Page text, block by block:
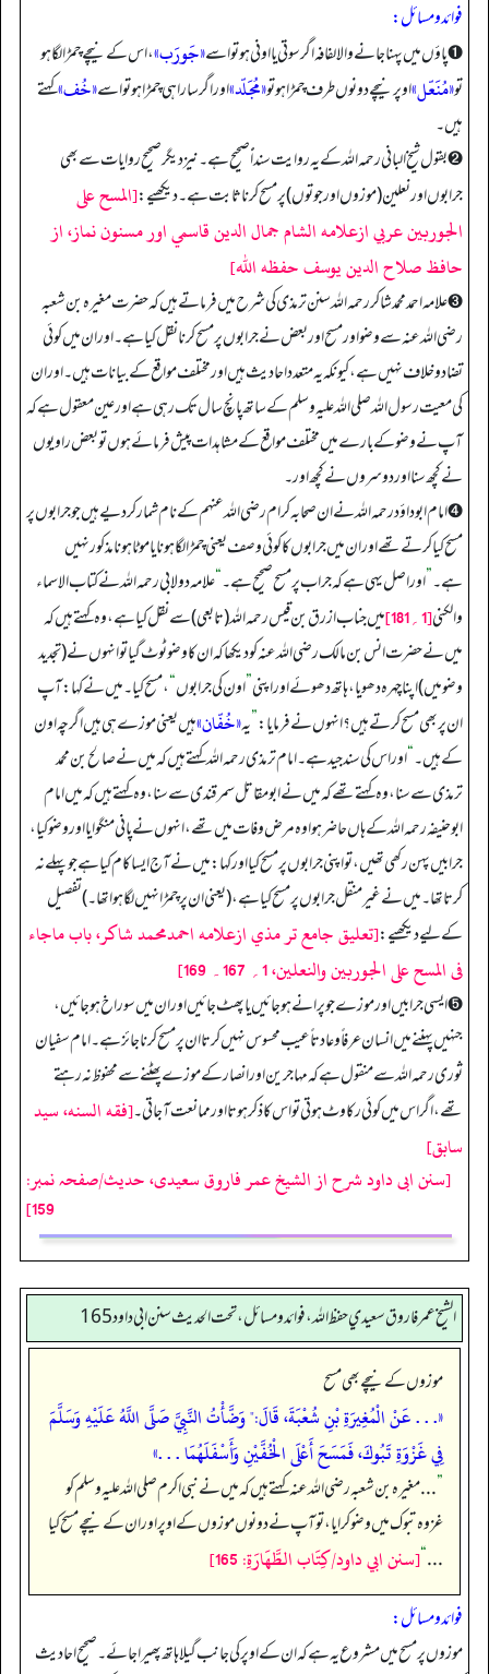
فوائد و مسائل:
➊ پاؤں میں پہنا جانے والا لفافہ اگر سوتی یا اونی ہو تو اسے«جَورَب»، اس کے نیچے چمڑا لگا ہو
تو«مُنَعّل»اوپر نیچے دونوں طرف چمڑا ہو تو«مُجَلّد»اور اگر سارا ہی چمڑا ہو تو اسے«خُف»کہتے
ہیں۔
➋ بقول شیخ البانی رحمہ اللہ کے یہ روایت سنداًًَ صحیح ہے۔ نیز دیگر صحیح روایات سے بھی
جرابوں اور نعلین (موزوں اور جوتوں) پر مسح کرنا ثابت ہے۔ دیکھیے:[المسح على
الجوربين عربي ازعلامه الشام جمال الدين قاسمي اور مسنون نماز، از
حافظ صلاح الدين يوسف حفظه الله]
➌ علامہ احمد محمد شاکر رحمہ اللہ سنن ترمذی کی شرح میں فرماتے ہیں کہ حضرت مغیرہ بن شعبہ
رضی اللہ عنہ سے وضو اور مسح اور بعض نے جرابوں پر مسح کرنا نقل کیا ہے۔ اور ان میں کوئی
تضاد و خلاف نہیں ہے، کیونکہ یہ متعدد احادیث ہیں اور مختلف مواقع کے بیانات ہیں۔ اور ان
کی معیت رسول اللہ صلی اللہ علیہ وسلم کے ساتھ پانچ سال تک رہی ہے اور عین معقول ہے کہ
آپ نے وضو کے بارے میں مختلف مواقع کے مشاہدات پیش فرمائے ہوں تو بعض راویوں
نے کچھ سنا اور دوسروں نے کچھ اور۔
➍ امام ابوداؤد رحمہ اللہ نے ان صحابہ کرام رضی اللہ عنہم کے نام شمار کر دیے ہیں جو جرابوں پر
مسح کیا کرتے تھے اور ان میں جرابوں کا کوئی وصف یعنی چمڑا لگا ہونا یا موٹا ہونا مذکور نہیں
ہے۔”اور اصل یہی ہے کہ جراب پر مسح صحیح ہے۔“علامہ دولابی رحمہ اللہ نے کتاب الاسماء
والکنی[1؍181]
میں جناب ازرق بن قیس رحمہ اللہ (تابعی) سے نقل کیا ہے، وہ کہتے ہیں کہ
میں نے حضرت انس بن مالک رضی اللہ عنہ کو دیکھا کہ ان کا وضو ٹوٹ گیا تو انہوں نے (تجدید
وضو میں) اپنا چہرہ دھویا، ہاتھ دھوئے اور اپنی”اون کی جرابوں“، مسح کیا۔ میں نے کہا: آپ
ان پر بھی مسح کرتے ہیں؟ انہوں نے فرمایا:”یہ«خُفّان»ہیں یعنی موزے ہی ہیں اگرچہ اون
کے ہیں۔“اور اس کی سند جید ہے۔ امام ترمذی رحمہ اللہ کہتے ہیں کہ میں نے صالح بن محمد
ترمذی سے سنا، و ہ کہتے تھے کہ میں نے ابومقاتل سمرقندی سے سنا، وہ کہتے ہیں کہ میں امام
ابوحنیفہ رحمہ اللہ کے ہاں حاضر ہوا وہ مرض وفات میں تھے، انہوں نے پانی منگوایا اور وضو کیا،
جرابیں پہن رکھی تھیں، تو اپنی جرابوں پر مسح کیا اور کہا: میں نے آج ایسا کام کیا ہے جو پہلے نہ
کرتا تھا۔ میں نے غیر منقل جرابوں پر مسح کیا ہے، (یعنی ان پر‎ چمڑا نہیں لگا ہوا تھا۔) تفصیل
کے لیے دیکھیے:[تعليق جامع تر مذي ازعلامه احمدمحمد شاكر، باب ماجاء
فى المسح على الجوربين والنعلين، 1؍ 167۔ 169]
➎ ایسی جرابیں اور موزے جو پرانے ہو جائیں یا پھٹ جائیں اور ان میں سور اخ ہو جائیں،
جنہیں پہننے میں انسان عرفاً و عادتاً عیب محسوس نہیں کرتا ان پر مسح کرنا جائز ہے۔ امام سفیان
ثوری رحمہ اللہ سے منقول ہے کہ مہاجرین اور انصار کے موزے پھٹنے سے محفوظ نہ رہتے
تھے، اگر اس میں کوئی رکاوٹ ہوتی تو اس کا ذکر ہوتا اور ممانعت آ جاتی۔[فقه السنه، سيد
سابق]
[سنن ابی داود شرح از الشیخ عمر فاروق سعیدی، حدیث/صفحہ نمبر:
159]
الشيخ عمر فاروق سعيدي حفظ الله، فوائد و مسائل، تحت الحديث سنن ابي داود 165
موزوں کے نیچے بھی مسح
«. . . عَنْ الْمُغِيرَةِ بْنِ شُعْبَةَ، قَالَ:" وَضَّأْتُ النَّبِيَّ صَلَّى اللَّهُ عَلَيْهِ وَسَلَّمَ
فِي غَزْوَةِ تَبُوكَ، فَمَسَحَ أَعْلَى الْخُفَّيْنِ وَأَسْفَلَهُمَا . . .»
”. . . مغیرہ بن شعبہ رضی اللہ عنہ کہتے ہیں کہ میں نے نبی اکرم صلی اللہ علیہ وسلم کو
غزوہ تبوک میں وضو کرایا، تو آپ نے دونوں موزوں کے اوپر اور ان کے نیچے مسح کیا
. . .
“[سنن ابي داود/كِتَاب الطَّهَارَةِ: 165]
فوائد و مسائل:
موزوں پر مسح میں مشروع یہ ہے کہ ان کے اوپر کی جانب گیلا ہاتھ پھیرا جائے۔ صحیح احادیث